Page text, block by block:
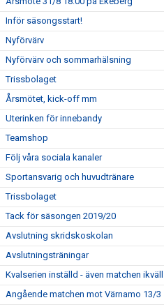
Inför säsongsstart!
Nyförvärv
Nyförvärv och sommarhälsning
Trissbolaget
Årsmötet, kick-off mm
Uterinken för innebandy
Teamshop
Följ våra sociala kanaler
Sportansvarig och huvudtränare
Trissbolaget
Tack för säsongen 2019/20
Avslutning skridskoskolan
Avslutningsträningar
Kvalserien inställd - även matchen ikväll
Angående matchen mot Värnamo 13/3